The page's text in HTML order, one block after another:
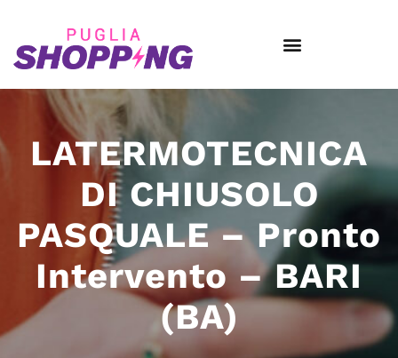
LATERMOTECNICA
DI CHIUSOLO
PASQUALE – Pronto
Intervento – BARI
(BA)